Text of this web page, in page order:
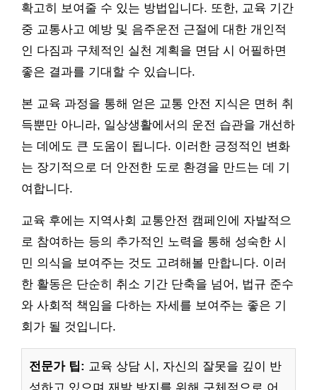
확고히 보여줄 수 있는 방법입니다. 또한, 교육 기간
중 교통사고 예방 및 음주운전 근절에 대한 개인적
인 다짐과 구체적인 실천 계획을 면담 시 어필하면
좋은 결과를 기대할 수 있습니다.
본 교육 과정을 통해 얻은 교통 안전 지식은 면허 취
득뿐만 아니라, 일상생활에서의 운전 습관을 개선하
는 데에도 큰 도움이 됩니다. 이러한 긍정적인 변화
는 장기적으로 더 안전한 도로 환경을 만드는 데 기
여합니다.
교육 후에는 지역사회 교통안전 캠페인에 자발적으
로 참여하는 등의 추가적인 노력을 통해 성숙한 시
민 의식을 보여주는 것도 고려해볼 만합니다. 이러
한 활동은 단순히 취소 기간 단축을 넘어, 법규 준수
와 사회적 책임을 다하는 자세를 보여주는 좋은 기
회가 될 것입니다.
전문가 팁: 교육 상담 시, 자신의 잘못을 깊이 반